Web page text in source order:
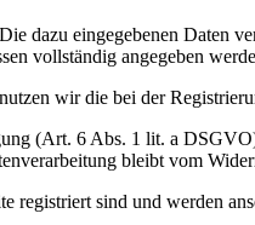
dazu eingegebenen
vollständig angegeben
wir die bei der
(Art. 6 Abs. 1 lit. a
bleibt vom
registriert sind und werden